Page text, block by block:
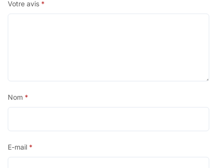
Votre avis *
Nom *
E-mail *